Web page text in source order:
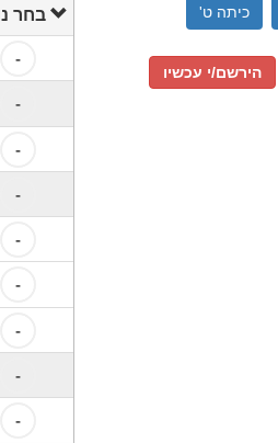
כיתה ט'
הירשם/י עכשיו
בחר
-
-
-
-
-
-
-
-
-